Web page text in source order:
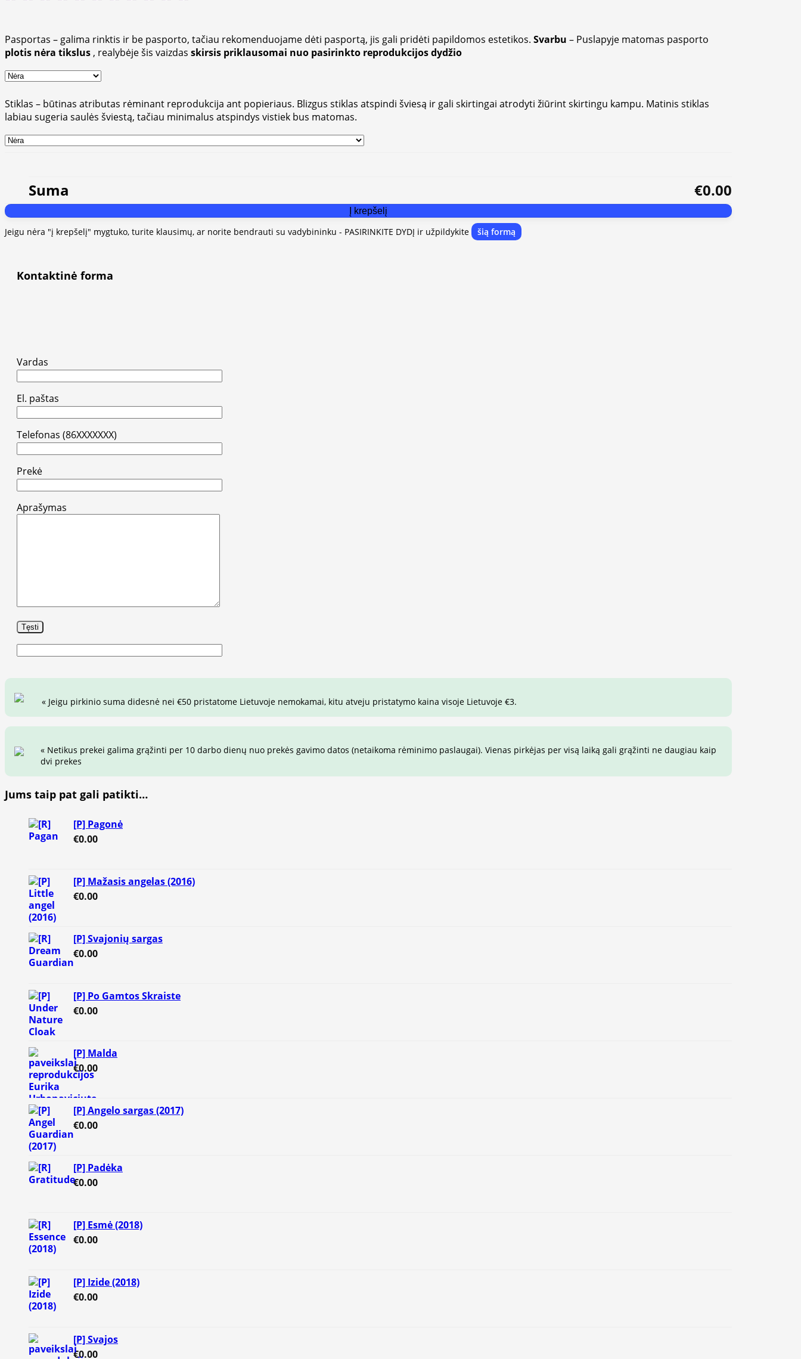
Pasportas – galima rinktis ir be pasporto, tačiau rekomenduojame dėti pasportą, jis gali pridėti papildomos estetikos. Svarbu – Puslapyje matomas pasporto
plotis nėra tikslus , realybėje šis vaizdas skirsis priklausomai nuo pasirinkto reprodukcijos dydžio
Stiklas – būtinas atributas rėminant reprodukcija ant popieriaus. Blizgus stiklas atspindi šviesą ir gali skirtingai atrodyti žiūrint skirtingu kampu. Matinis stiklas
labiau sugeria saulės šviestą, tačiau minimalus atspindys vistiek bus matomas.
Suma €0.00
Į krepšelį
Jeigu nėra "į krepšelį" mygtuko, turite klausimų, ar norite bendrauti su vadybininku - PASIRINKITE DYDĮ ir užpildykite šią formą
Kontaktinė forma
Vardas
El. paštas
Telefonas (86XXXXXXX)
Prekė
Aprašymas
« Jeigu pirkinio suma didesnė nei €50 pristatome Lietuvoje nemokamai, kitu atveju pristatymo kaina visoje Lietuvoje €3.
« Netikus prekei galima grąžinti per 10 darbo dienų nuo prekės gavimo datos (netaikoma rėminimo paslaugai). Vienas pirkėjas per visą laiką gali grąžinti ne daugiau kaip
dvi prekes
Jums taip pat gali patikti…
[P] Pagonė
€0.00
[P] Mažasis angelas (2016)
€0.00
[P] Svajonių sargas
€0.00
[P] Po Gamtos Skraiste
€0.00
[P] Malda
€0.00
[P] Angelo sargas (2017)
€0.00
[P] Padėka
€0.00
[P] Esmė (2018)
€0.00
[P] Izide (2018)
€0.00
[P] Svajos
€0.00